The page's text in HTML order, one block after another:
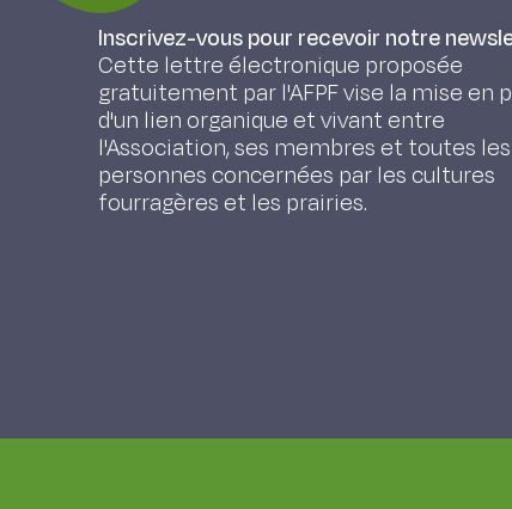
Inscrivez-vous pour recevoir notre
Cette lettre électronique proposée
gratuitement par l'AFPF vise la mise en
d'un lien organique et vivant entre
l'Association, ses membres et toutes les
personnes concernées par les cultures
fourragères et les prairies.